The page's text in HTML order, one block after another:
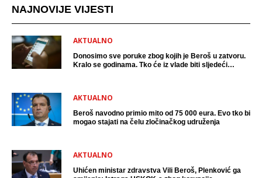
NAJNOVIJE VIJESTI
AKTUALNO
Donosimo sve poruke zbog kojih je Beroš u zatvoru.
Kralo se godinama. Tko će iz vlade biti sljedeći
AKTUALNO
Beroš navodno primio mito od 75 000 eura. Evo tko bi
mogao stajati na čelu zločinačkog udruženja
AKTUALNO
Uhićen ministar zdravstva Vili Beroš, Plenković ga